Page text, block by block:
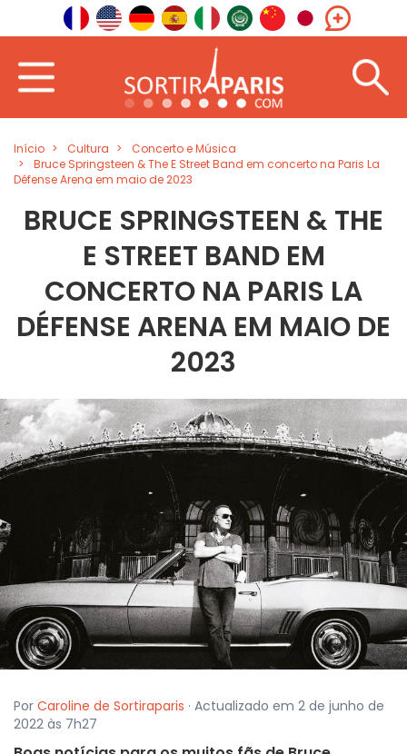
Início Cultura
Concerto e Música
Bruce Springsteen & The E Street Band em concerto na Paris La
Défense Arena em maio de 2023
BRUCE SPRINGSTEEN & THE
E STREET BAND EM
CONCERTO NA PARIS LA
DÉFENSE ARENA EM MAIO DE
2023
Por Caroline de Sortiraparis · Actualizado em 2 de junho de
2022 às 7h27